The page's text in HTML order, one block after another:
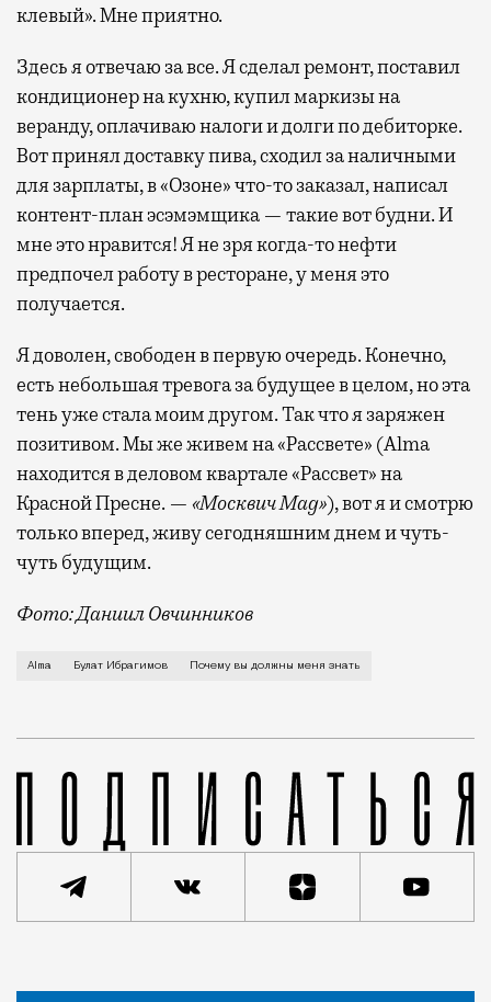
клевый». Мне приятно.
Здесь я отвечаю за все. Я сделал ремонт, поставил
кондиционер на кухню, купил маркизы на
веранду, оплачиваю налоги и долги по дебиторке.
Вот принял доставку пива, сходил за наличными
для зарплаты, в «Озоне» что-то заказал, написал
контент-план эсэмэмщика — такие вот будни. И
мне это нравится! Я не зря когда-то нефти
предпочел работу в ресторане, у меня это
получается.
Я доволен, свободен в первую очередь. Конечно,
есть небольшая тревога за будущее в целом, но эта
тень уже стала моим другом. Так что я заряжен
позитивом. Мы же живем на «Рассвете» (Alma
находится в деловом квартале «Рассвет» на
Красной Пресне. — «Москвич Mag»), вот я и смотрю
только вперед, живу сегодняшним днем и чуть-
чуть будущим.
Фото: Даниил Овчинников
Москва для меня родной город, из своих 35 я
Alma Булат Ибрагимов Почему вы должны меня знать
Статья
Владимир Гридин